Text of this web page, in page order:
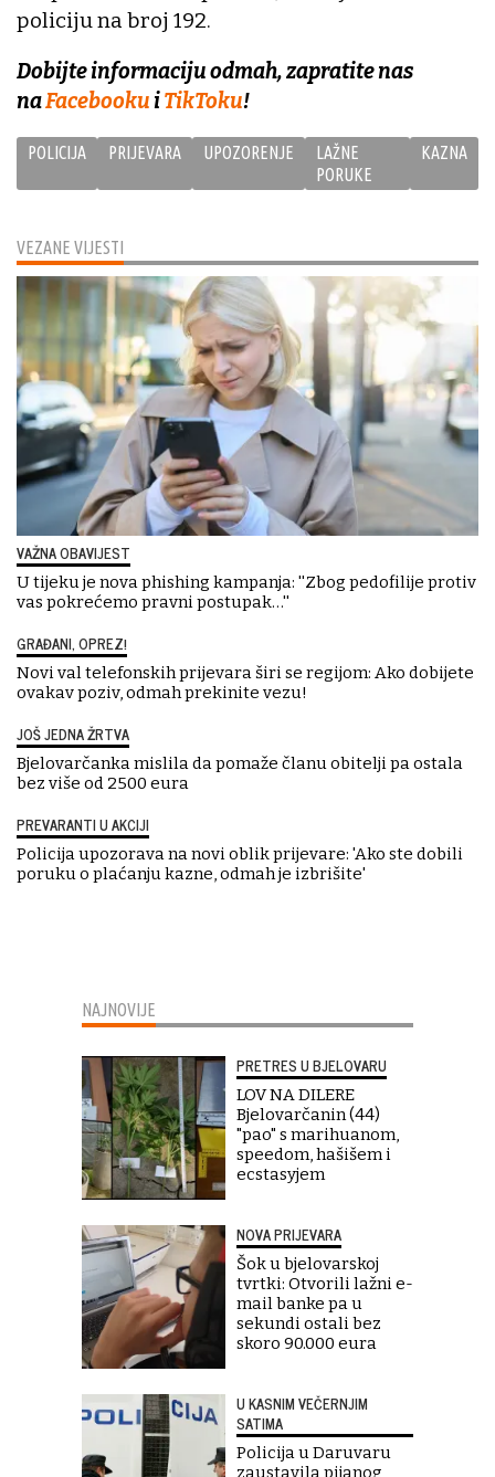
VEZANE VIJESTI
VAŽNA OBAVIJEST
U tijeku je nova phishing kampanja: ''Zbog pedofilije protiv
vas pokrećemo pravni postupak…''
GRAĐANI, OPREZ!
Novi val telefonskih prijevara širi se regijom: Ako dobijete
ovakav poziv, odmah prekinite vezu!
JOŠ JEDNA ŽRTVA
Bjelovarčanka mislila da pomaže članu obitelji pa ostala
bez više od 2500 eura
PREVARANTI U AKCIJI
Policija upozorava na novi oblik prijevare: 'Ako ste dobili
poruku o plaćanju kazne, odmah je izbrišite'
policiju na broj 192.
Dobijte informaciju odmah, zapratite nas
naFacebookuiTikToku!
POLICIJA PRIJEVARA UPOZORENJE
LAŽNE
PORUKE
KAZNA
NAJNOVIJE
PRETRES U BJELOVARU
LOV NA DILERE
Bjelovarčanin (44)
"pao" s marihuanom,
speedom, hašišem i
ecstasyjem
NOVA PRIJEVARA
Šok u bjelovarskoj
tvrtki: Otvorili lažni e-
mail banke pa u
sekundi ostali bez
skoro 90.000 eura
U KASNIM VEČERNJIM
SATIMA
Policija u Daruvaru
zaustavila pijanog